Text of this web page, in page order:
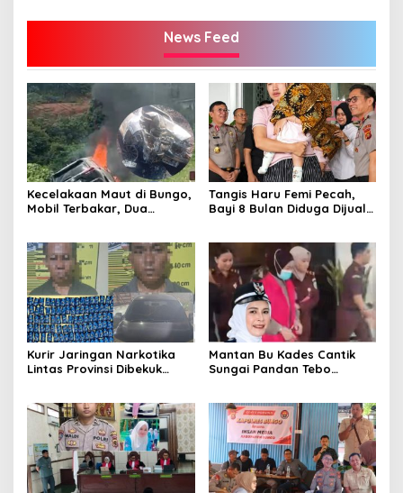
News Feed
Kecelakaan Maut di Bungo,
Mobil Terbakar, Dua
Tangis Haru Femi Pecah,
Bayi 8 Bulan Diduga Dijual
Kurir Jaringan Narkotika
Lintas Provinsi Dibekuk
Mantan Bu Kades Cantik
Sungai Pandan Tebo